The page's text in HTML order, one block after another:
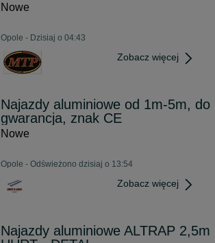
Nowe
Opole - Dzisiaj o 04:43
Zobacz więcej
Najazdy aluminiowe od 1m-5m, do
gwarancja, znak CE
Nowe
Opole - Odświeżono dzisiaj o 13:54
Zobacz więcej
Najazdy aluminiowe ALTRAP